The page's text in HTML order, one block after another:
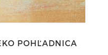
POHĽADNICA